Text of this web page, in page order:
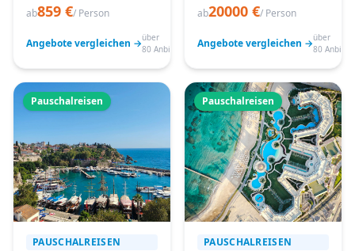
ab859 €/ Person
Angebote vergleichen →über
80 Anbieter
ab20000 €/ Person
Angebote vergleichen →über
80
Pauschalreisen
PAUSCHALREISEN
Pauschalreisen
PAUSCHALREISEN